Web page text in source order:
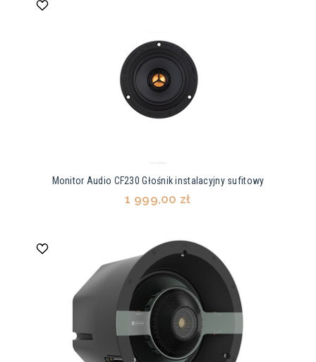
Monitor Audio CF230 Głośnik instalacyjny sufitowy
1 999,00 zł